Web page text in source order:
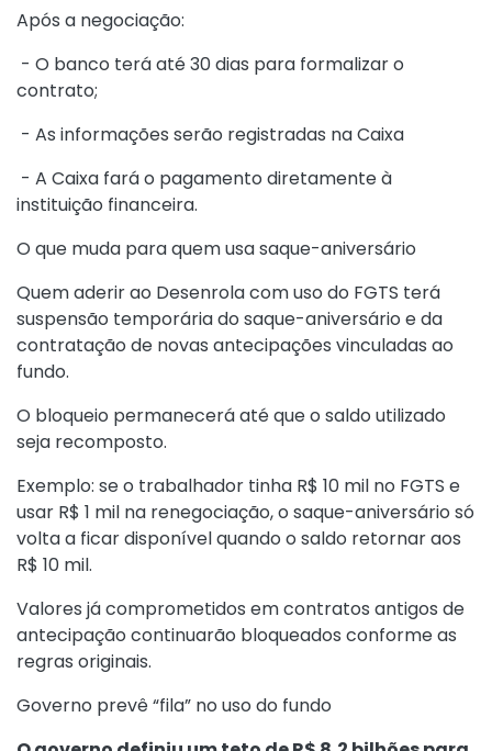
Após a negociação:
- O banco terá até 30 dias para formalizar o
contrato;
- As informações serão registradas na Caixa
- A Caixa fará o pagamento diretamente à
instituição financeira.
O que muda para quem usa saque-aniversário
Quem aderir ao Desenrola com uso do FGTS terá
suspensão temporária do saque-aniversário e da
contratação de novas antecipações vinculadas ao
fundo.
O bloqueio permanecerá até que o saldo utilizado
seja recomposto.
Exemplo: se o trabalhador tinha R$ 10 mil no FGTS e
usar R$ 1 mil na renegociação, o saque-aniversário só
volta a ficar disponível quando o saldo retornar aos
R$ 10 mil.
Valores já comprometidos em contratos antigos de
antecipação continuarão bloqueados conforme as
regras originais.
Governo prevê “fila” no uso do fundo